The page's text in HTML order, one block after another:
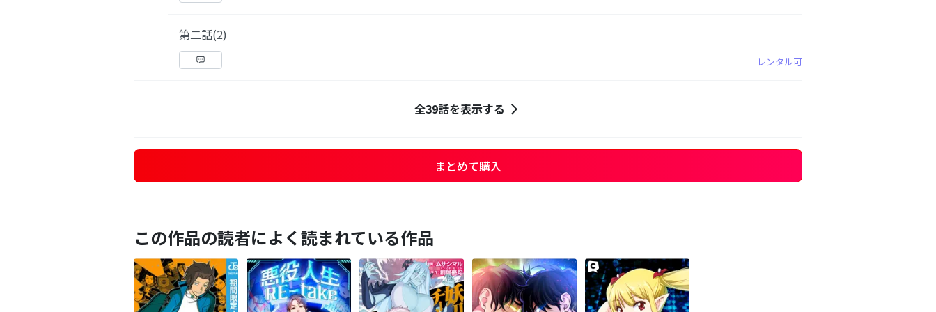
第二話(2)
レンタル可
全39話を表示する
まとめて購入
この作品の読者によく読まれている作品